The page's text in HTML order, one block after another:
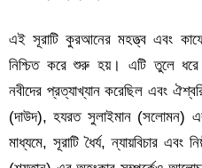
এই সূরাটি কুরআনের মহত্ত্ব এবং
নিশ্চিত করে শুরু হয়। এটি তুলে ধরে
নবীদের প্রত্যাখ্যান করেছিল এবং
(দাউদ), হযরত সুলাইমান (সলোমন)
মাধ্যমে, সূরাটি ধৈর্য, ​​ন্যায়বিচার এবং